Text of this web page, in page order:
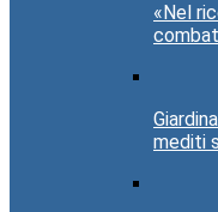
«Nel
mediti